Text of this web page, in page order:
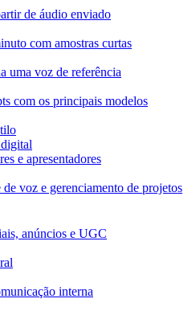
de áudio enviado
com amostras curtas
uma voz de referência
com os principais modelos
e apresentadores
voz e gerenciamento de projetos
anúncios e UGC
interna